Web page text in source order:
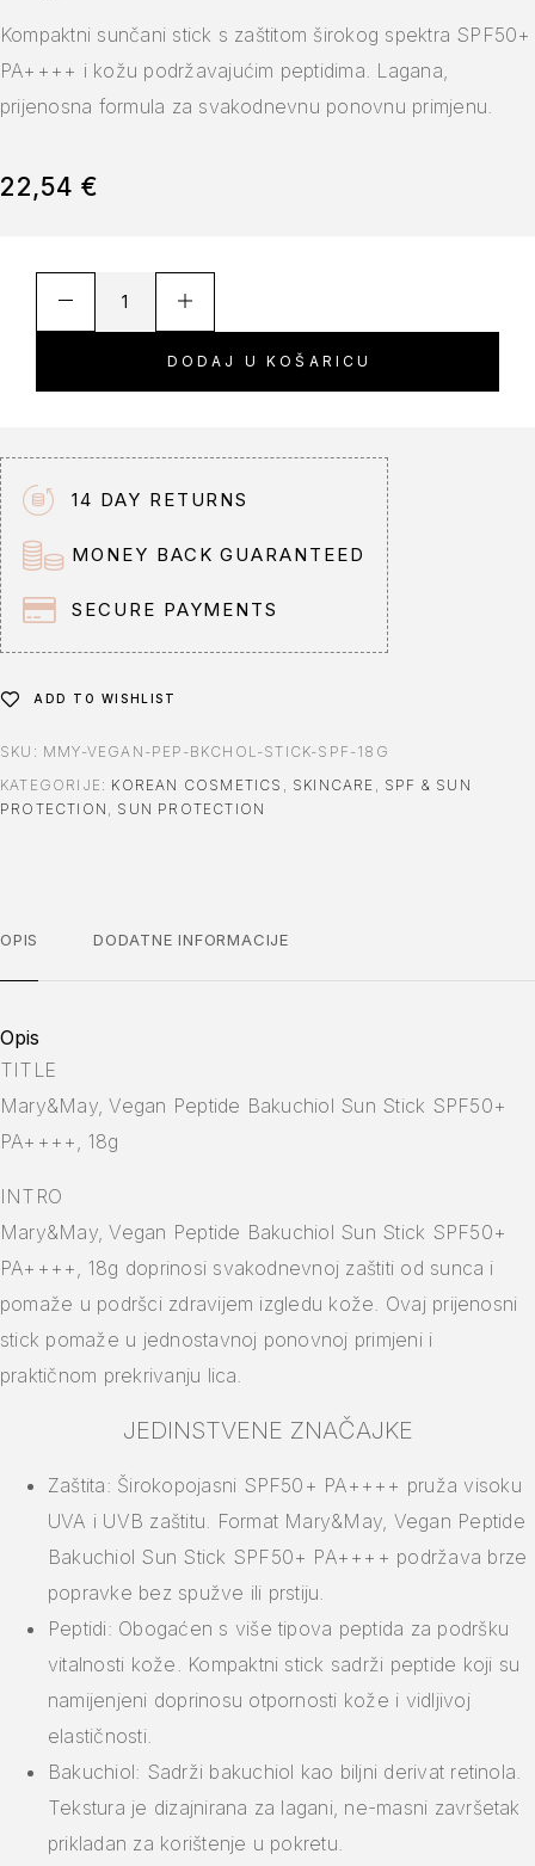
Kompaktni sunčani stick s zaštitom širokog spektra SPF50+
PA++++ i kožu podržavajućim peptidima. Lagana,
prijenosna formula za svakodnevnu ponovnu primjenu.
22,54 €
DODAJ U KOŠARICU
a
t
i
v
e
:
14 DAY RETURNS
MONEY BACK GUARANTEED
SECURE PAYMENTS
ADD TO WISHLIST
SKU: MMY-VEGAN-PEP-BKCHOL-STICK-SPF-18G
KATEGORIJE: KOREAN COSMETICS , SKINCARE , SPF & SUN
PROTECTION , SUN PROTECTION
OPIS DODATNE INFORMACIJE
Opis
TITLE
Mary&May, Vegan Peptide Bakuchiol Sun Stick SPF50+
PA++++, 18g
INTRO
Mary&May, Vegan Peptide Bakuchiol Sun Stick SPF50+
PA++++, 18g doprinosi svakodnevnoj zaštiti od sunca i
pomaže u podršci zdravijem izgledu kože. Ovaj prijenosni
stick pomaže u jednostavnoj ponovnoj primjeni i
praktičnom prekrivanju lica.
JEDINSTVENE ZNAČAJKE
Zaštita: Širokopojasni SPF50+ PA++++ pruža visoku
UVA i UVB zaštitu. Format Mary&May, Vegan Peptide
Bakuchiol Sun Stick SPF50+ PA++++ podržava brze
popravke bez spužve ili prstiju.
Peptidi: Obogaćen s više tipova peptida za podršku
vitalnosti kože. Kompaktni stick sadrži peptide koji su
namijenjeni doprinosu otpornosti kože i vidljivoj
elastičnosti.
Bakuchiol: Sadrži bakuchiol kao biljni derivat retinola.
Tekstura je dizajnirana za lagani, ne-masni završetak
prikladan za korištenje u pokretu.